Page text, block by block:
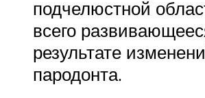
подчелюстной
всего
результате
пародонта.